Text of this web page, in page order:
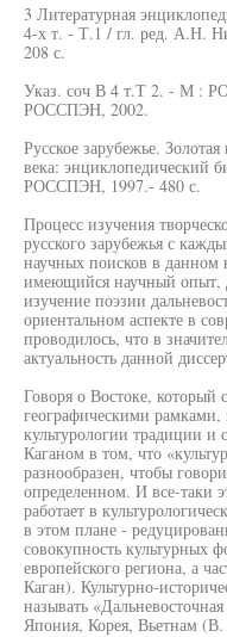
3 Литературная
4-х т. - Т.1 / гл. ред. А.Н.
208 с.
Указ. соч В 4 т.Т 2. - М :
РОССПЭН, 2002.
Русское зарубежье.
века: энциклопедический
РОССПЭН, 1997.- 480 с.
Процесс изучения
русского зарубежья с
научных поисков в данном
имеющийся научный опыт,
изучение поэзии
ориентальном аспекте в
проводилось, что в
актуальность данной
Говоря о Востоке, который
географическими
культурологии традиции и
Каганом в том, что
разнообразен, чтобы
определенном. И все-таки
работает в
в этом плане -
совокупность культурных
европейского региона, а
Каган). Культурно-
называть
Япония, Корея, Вьетнам